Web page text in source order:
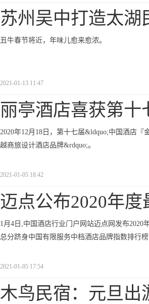
苏州吴中打造太湖
丑牛春节将近，年味儿愈来愈浓。
2021-01-13 11:47
丽亭酒店喜获第十
2020年12月18日，第十七届&ldquo;中国酒店
越商旅设计酒店品牌&rdquo;。
2021-01-05 18:42
迈点公布2020年
1月4日,中国酒店行业门户网站迈点网发布
总分跻身中国有限服务中档酒店品牌指数排行榜
2021-01-05 17:54
木鸟民宿：元旦出